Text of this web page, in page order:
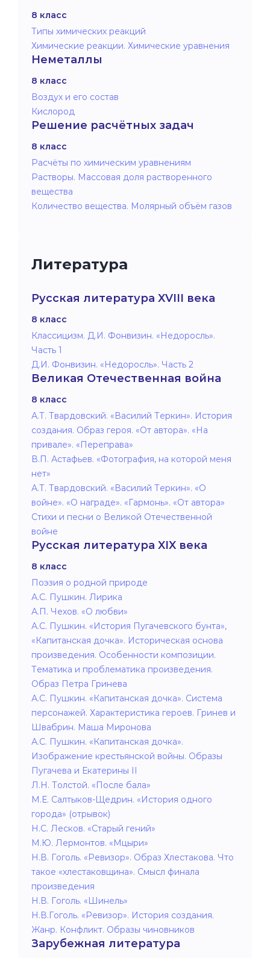
8 класс
Типы химических реакций
Химические реакции. Химические уравнения
Неметаллы
8 класс
Воздух и его состав
Кислород
Решение расчётных задач
8 класс
Расчёты по химическим уравнениям
Растворы. Массовая доля растворенного
вещества
Количество вещества. Молярный объём газов
Литература
Русская литература XVIII века
8 класс
Классицизм. Д.И. Фонвизин. «Недоросль».
Часть 1
Д.И. Фонвизин. «Недоросль». Часть 2
Великая Отечественная война
8 класс
А.Т. Твардовский. «Василий Теркин». История
создания. Образ героя. «От автора». «На
привале». «Переправа»
В.П. Астафьев. «Фотография, на которой меня
нет»
А.Т. Твардовский. «Василий Теркин». «О
войне». «О награде». «Гармонь». «От автора»
Стихи и песни о Великой Отечественной
войне
Русская литература XIX века
8 класс
Поэзия о родной природе
А.С. Пушкин. Лирика
А.П. Чехов. «О любви»
А.С. Пушкин. «История Пугачевского бунта»,
«Капитанская дочка». Историческая основа
произведения. Особенности композиции.
Тематика и проблематика произведения.
Образ Петра Гринева
А.С. Пушкин. «Капитанская дочка». Система
персонажей. Характеристика героев. Гринев и
Швабрин. Маша Миронова
А.С. Пушкин. «Капитанская дочка».
Изображение крестьянской войны. Образы
Пугачева и Екатерины II
Л.Н. Толстой. «После бала»
М.Е. Салтыков-Щедрин. «История одного
города» (отрывок)
Н.С. Лесков. «Старый гений»
М.Ю. Лермонтов. «Мцыри»
Н.В. Гоголь. «Ревизор». Образ Хлестакова. Что
такое «хлестаковщина». Смысл финала
произведения
Н.В. Гоголь. «Шинель»
Н.В.Гоголь. «Ревизор». История создания.
Жанр. Конфликт. Образы чиновников
Зарубежная литература